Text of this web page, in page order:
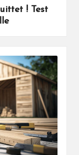
! Test